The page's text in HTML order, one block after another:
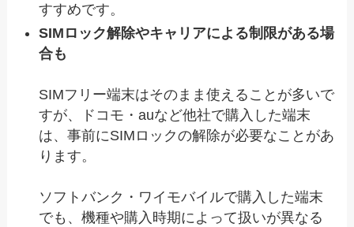
すすめです。
SIMロック解除やキャリアによる制限がある場
合も
SIMフリー端末はそのまま使えることが多いで
すが、ドコモ・auなど他社で購入した端末
は、事前にSIMロックの解除が必要なことがあ
ります。
ソフトバンク・ワイモバイルで購入した端末
でも、機種や購入時期によって扱いが異なる